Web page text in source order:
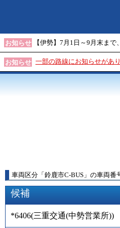
お知らせ 【伊勢】7月1日～9月末ま
お知らせ 一部の路線にお知らせがあ
車両区分 「 鈴鹿市C-BUS 」 の車両番
候補
*6406(三重交通(中勢営業所))